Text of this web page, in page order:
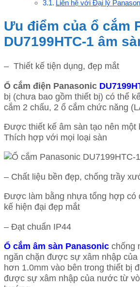
Liên hệ với Đại lý
Ưu điểm của ổ cắm
DU7199HTC-1 âm
– Thiết kế tiện dụng, đẹp mắt
Ổ cắm điện Panasonic
bị (chưa bao gồm thiết bị) có thể
cắm 2 chấu, 2 ổ cắm chức năng
Được thiết kế âm sàn tạo nên một
Thích hợp với mọi loại sàn
– Chất liệu bền đẹp, chống trầy
Được làm bằng nhựa tổng hợp có
kế hiện đại đẹp mắt
– Đạt chuẩn IP44
Ổ cắm âm sàn Panasonic chống
ngăn chặn được sự xâm nhập
hơn 1.0mm vào bên trong thiết bị
được sự xâm nhập của nước từ